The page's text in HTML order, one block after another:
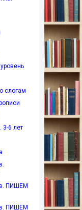
слогам
6 лет
ПИШЕМ
ПИШЕМ